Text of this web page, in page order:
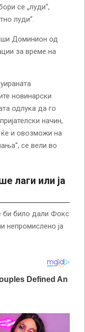
се „луди“,
луди“.
Доминион од
за време на
новинарски
одлука да го
начин,
и овозможи на
се вели во
лаги или ја
би било дали Фокс
непромислено ја